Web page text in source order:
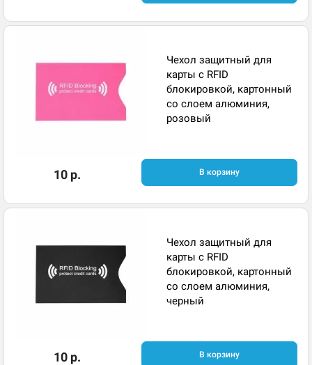
Чехол защитный для
карты с RFID
блокировкой, картонный
со слоем алюминия,
розовый
10 р. В корзину
Чехол защитный для
карты с RFID
блокировкой, картонный
со слоем алюминия,
черный
10 р. В корзину